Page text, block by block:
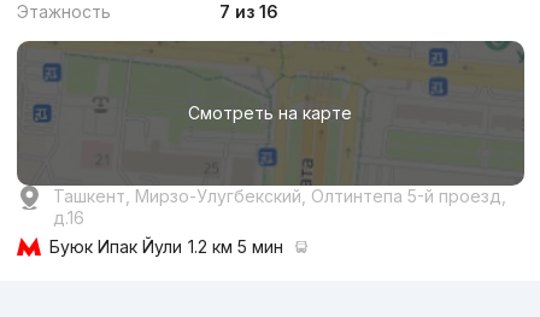
Этажность
7 из 16
Смотреть на карте
Ташкент, Мирзо-Улугбекский, Олтинтепа 5-й проезд,
д.16
Буюк Ипак Йули 1.2 км 5 мин